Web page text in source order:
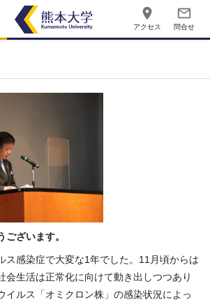
place
アクセス
mail_outline
問合せ
ございます。
ス感染症で大変な1年でした。 11 月頃からは
会生活は正常化に向けて動き出しつつあり
イルス「オミクロン株」の感染状況によっ